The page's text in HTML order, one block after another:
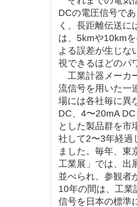
DCの電圧信号で
く、長距離伝送に
は、5kmや10km
よる誤差が生じな
視できるほどのパ
工業計器メーカ
流信号を用いた一
場には各社毎に異
DC、4〜20mA
とした製品群を市
社して2〜3年経過
ました。毎年、東
工業展」では、出
並べられ、参観者
10年の間は、工業
信号を日本の標準